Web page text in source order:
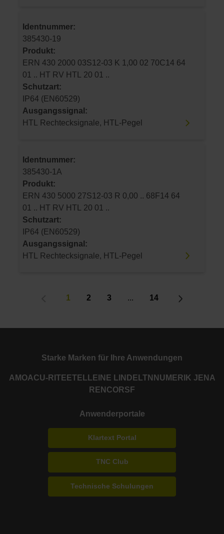
Identnummer:
385430-19
Produkt:
ERN 430 2000 03S12-03 K 1,00 02 70C14 64
01 .. HT RV HTL 20 01 ..
Schutzart:
IP64 (EN60529)
Ausgangssignal:
HTL Rechtecksignale, HTL-Pegel
Identnummer:
385430-1A
Produkt:
ERN 430 5000 27S12-03 R 0,00 .. 68F14 64
01 .. HT RV HTL 20 01 ..
Schutzart:
IP64 (EN60529)
Ausgangssignal:
HTL Rechtecksignale, HTL-Pegel
1 2 3 ... 14
Starke Marken für Ihre Anwendungen
AMOACU-RITE ETEL LEINE LINDE LTN NUMERIK JENA
RENCORSF
Anwenderportale
Klartext Portal
TNC Club
Technische Schulungen